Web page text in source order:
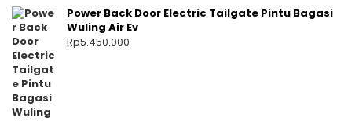
Power Back Door Electric Tailgate Pintu Bagasi
Wuling Air Ev
Rp5.450.000